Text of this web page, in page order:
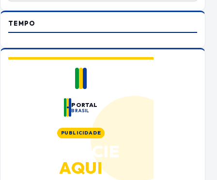
TEMPO
PORTAL
BRASIL
PUBLICIDADE
ANUNCIE
AQUI